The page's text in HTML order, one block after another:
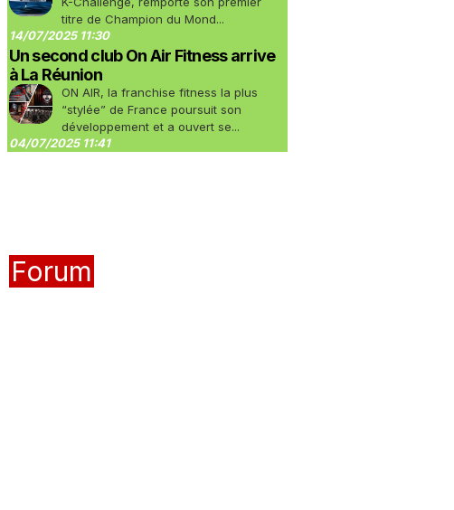
titre de Champion du Mond...
14/07/2025 11:30
Un second club On Air Fitness arrive
à La Réunion
ON AIR, la franchise fitness la plus
“stylée” de France poursuit son
développement et a ouvert se...
04/07/2025 11:41
Forum